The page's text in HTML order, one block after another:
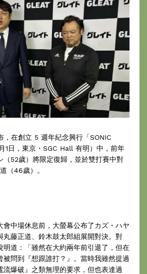
，在創立 5 週年紀念興行「SONIC
1日，東京・SGC Hall 有明）中，前年
（52歲）將限定復歸，並於雙打賽中對
（46歲）。
會中場休息前，大螢幕公布了カズ・ハヤ
丸藤正道、鈴木鼓太郎組展開對決。對
明道：「雖然在大約兩年前引退了，但在
被問到『想跟誰打？』。當時我雖然提過
流爆破』之類無理的要求，但也表達過